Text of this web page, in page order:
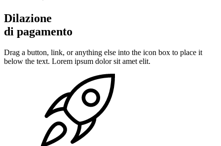
Dilazione
di pagamento
Drag a button, link, or anything else into the icon box to place it
below the text. Lorem ipsum dolor sit amet elit.